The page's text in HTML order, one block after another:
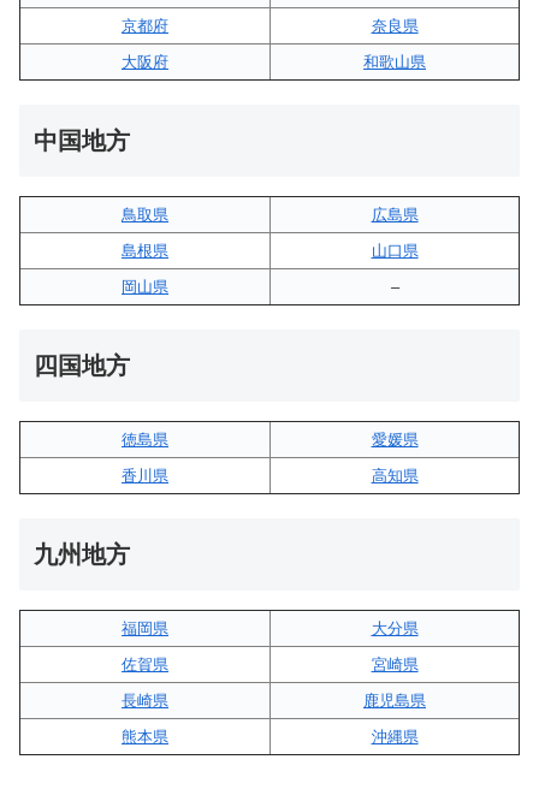
京都府
奈良県
大阪府
和歌山県
中国地方
鳥取県
広島県
島根県
山口県
岡山県
–
四国地方
徳島県
愛媛県
香川県
高知県
九州地方
福岡県
大分県
佐賀県
宮崎県
長崎県
鹿児島県
熊本県
沖縄県